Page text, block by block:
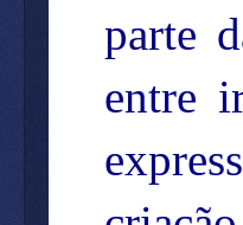
parte
entre